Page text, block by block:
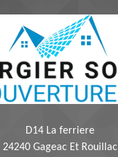
D14 La ferriere
24240 Gageac Et Rouillac